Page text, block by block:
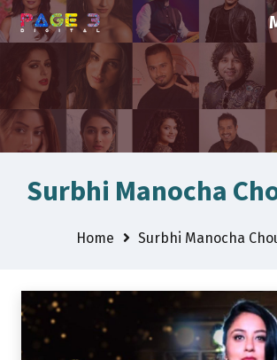
Surbhi Manocha
Home Surbhi Manocha